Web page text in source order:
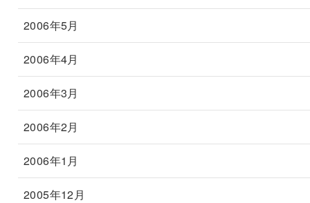
2006年5月
2006年4月
2006年3月
2006年2月
2006年1月
2005年12月